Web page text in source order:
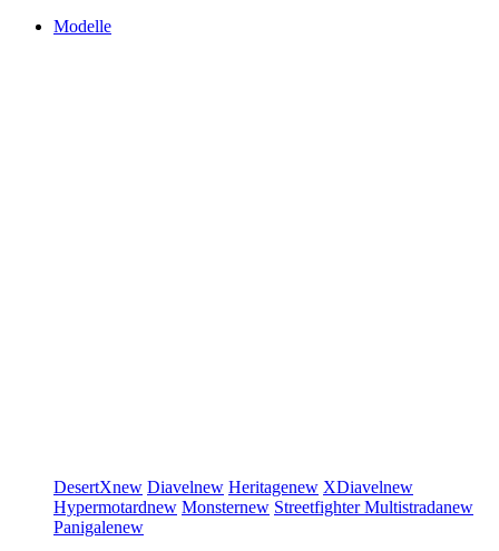
Modelle
DesertXnew Diavelnew Heritagenew XDiavelnew
Hypermotardnew Monsternew StreetfighterMultistradanew
Panigalenew